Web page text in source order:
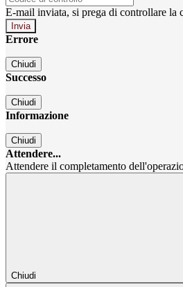
E-mail inviata, si prega di controllare la
Errore
Chiudi
Successo
Chiudi
Informazione
Chiudi
Attendere...
Attendere il completamento
Chiudi